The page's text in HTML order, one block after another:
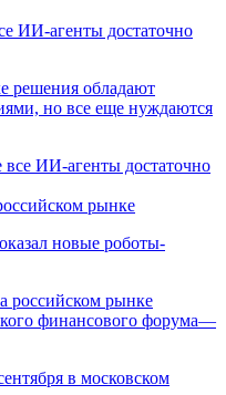
ИИ-агенты достаточно
решения обладают
но все еще нуждаются
рынке
новые роботы-
финансового форума—
в московском